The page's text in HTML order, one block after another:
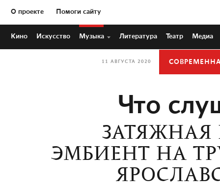
О проекте Помоги сайту
Кино Искусство Музыка Литература Театр Медиа
11 АВГУСТА 2020
Что
ЭМБИЕНТ НА